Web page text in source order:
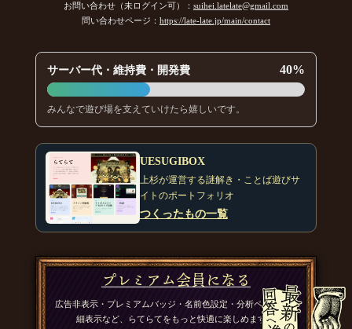
ちくたく
ご参加の皆様、お先にありがとうございます！[編集済]
お問い合わせ（未ログイン可）： suihei.latelate@gmail.com
問い合わせページ： https://late-late.jp/main/contact
サーバー代・維持費・開発費 40%
みんなで遊び場を支えていけたら嬉しいです。
UESUGIBOX
上杉が運営する謎解き・ことば遊びサ
イトのポートフォリオ
つくったもの一覧
プレミアム会員になる
広告非表示・プレミアムバッジ・名前色設定・分析ページの詳
細表示など、らてらてをもっと快適に楽しめます。